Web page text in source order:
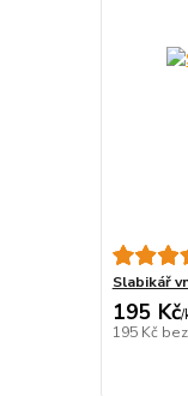
Slabikář
195 Kč/
195 Kč